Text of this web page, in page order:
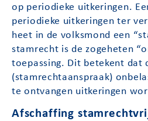
op periodieke uitkeringen.
periodieke uitkeringen ter
heet in de volksmond een
stamrecht is de zogeheten
toepassing. Dit betekent dat
(stamrechtaanspraak)
te ontvangen uitkeringen
Afschaffing